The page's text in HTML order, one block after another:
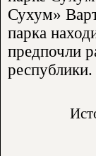
Сухум»
парка
предпочли
республики.